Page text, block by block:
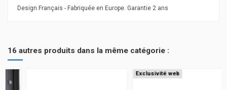
Design Français - Fabriquée en Europe. Garantie 2 ans
16 autres produits dans la même catégorie :
Exclusivité web